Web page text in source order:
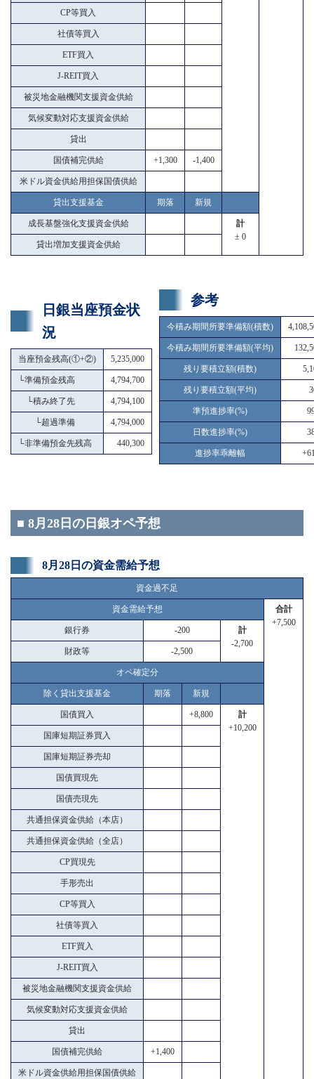
CP等買入
社債等買入
ETF買入
J-REIT買入
被災地金融機関支援資金供給
気候変動対応支援資金供給
貸出
国債補完供給 +1,300 -1,400
米ドル資金供給用担保国債供給
貸出支援基金 期落 新規
成長基盤強化支援資金供給
計
± 0
貸出増加支援資金供給
日銀当座預金状
況
当座預金残高(①+②) 5,235,000
└準備預金残高 4,794,700
└積み終了先 4,794,100
└超過準備 4,794,000
└非準備預金先残高 440,300
参考
今積み期間所要準備額(積数)
今積み期間所要準備額(平均)
残り要積立額(積数)
残り要積立額(平均)
準預進捗率(%)
日数進捗率(%)
進捗率乖離幅
■ 8月28日の日銀オペ予想
8月28日の資金需給予想
資金過不足
資金需給予想
合計
+7,500
銀行券 -200
計
-2,700
財政等 -2,500
オペ確定分
除く貸出支援基金 期落 新規
国債買入 +8,800
計
+10,200
国庫短期証券買入
国庫短期証券売却
国債買現先
国債売現先
共通担保資金供給（本店）
共通担保資金供給（全店）
CP買現先
手形売出
CP等買入
社債等買入
ETF買入
J-REIT買入
被災地金融機関支援資金供給
気候変動対応支援資金供給
貸出
国債補完供給 +1,400
米ドル資金供給用担保国債供給